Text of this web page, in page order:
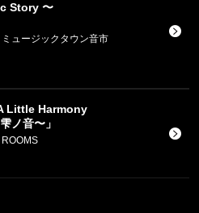
Story 〜
ュージックタウン音市
Little Harmony
ノ音〜」